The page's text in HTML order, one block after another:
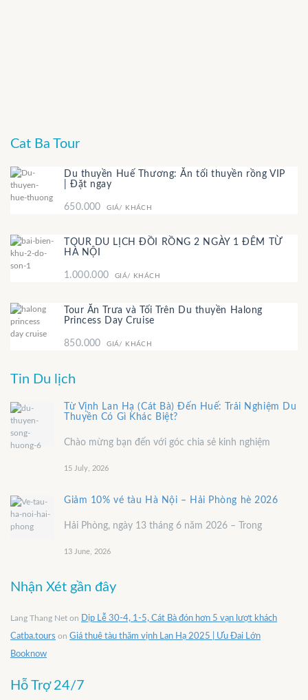
Cat Ba Tour
Du thuyền Huế Thương: Ăn tối thuyền rồng VIP
| Đặt ngay
650.000 GIÁ/ KHÁCH
TOUR DU LỊCH ĐỒI RỒNG 2 NGÀY 1 ĐÊM TỪ
HÀ NỘI
1.000.000 GIÁ/ KHÁCH
Tour Ăn Trưa và Tối Trên Du thuyền Halong
Princess Day Cruise
850.000 GIÁ/ KHÁCH
Tin Du lịch
Từ Vịnh Lan Hạ (Cát Bà) Đến Huế: Trải Nghiệm Du
Thuyền Có Gì Khác Biệt?
Chào mừng bạn đến với góc chia sẻ kinh nghiệm
15 July, 2026
Giảm 10% vé tàu Hà Nội – Hải Phòng hè 2026
Hải Phòng, ngày 13 tháng 6 năm 2026 – Trong
13 June, 2026
Nhận Xét gần đây
Lang Thang Net on Dịp Lễ 30-4, 1-5, Cát Bà đón hơn 5 vạn lượt khách
Catba.tours on Giá thuê tàu thăm vịnh Lan Hạ 2025 | Ưu Đai Lớn
Booknow
Hỗ Trợ 24/7